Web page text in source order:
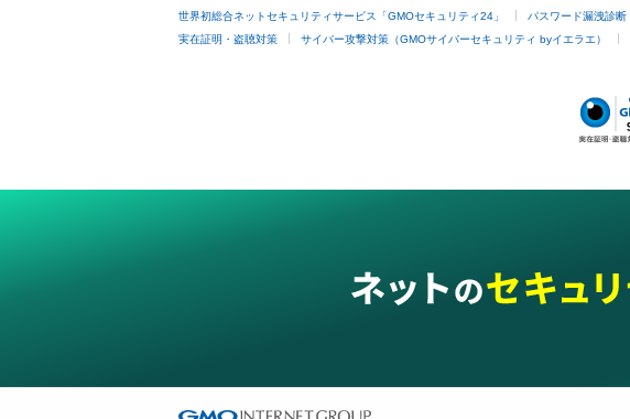
世界初総合ネットセキュリティサービス「GMOセキュリティ24」 パスワード漏洩診断
実在証明・盗聴対策 サイバー攻撃対策（GMOサイバーセキュリティ byイエラエ）